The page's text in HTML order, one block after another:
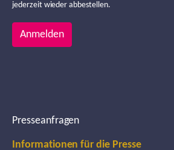
jederzeit wieder abbestellen.
Anmelden
Presseanfragen
Informationen für die Presse